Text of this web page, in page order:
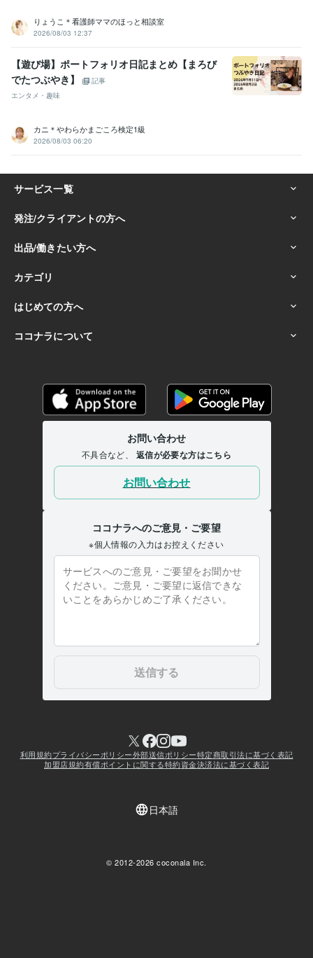
りょうこ＊看護師ママのほっと相談室
2026/08/03 12:37
【遊び場】ポートフォリオ日記まとめ【まろび
でたつぶやき】
記事
エンタメ・趣味
カニ＊やわらかまごころ検定1級
2026/08/03 06:20